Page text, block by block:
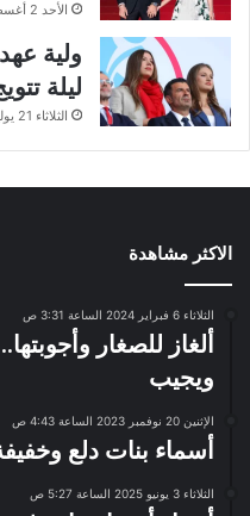
الأحد 2 أغسطس 2026 الساعة 9:35 م
ولية
ليلة
الثلاثاء 21 يوليو 2026 الساعة 5:53 ص
الاكثر مشاهدة
الثلاثاء 6 فبراير 2024 الساعة 3:31 ص
ألغاز للصغار
ويجيب
الإثنين 20 نوفمبر 2023 الساعة 4:43 ص
أسماء بنات دلع وخفيفة
الثلاثاء 3 يونيو 2025 الساعة 5:27 ص